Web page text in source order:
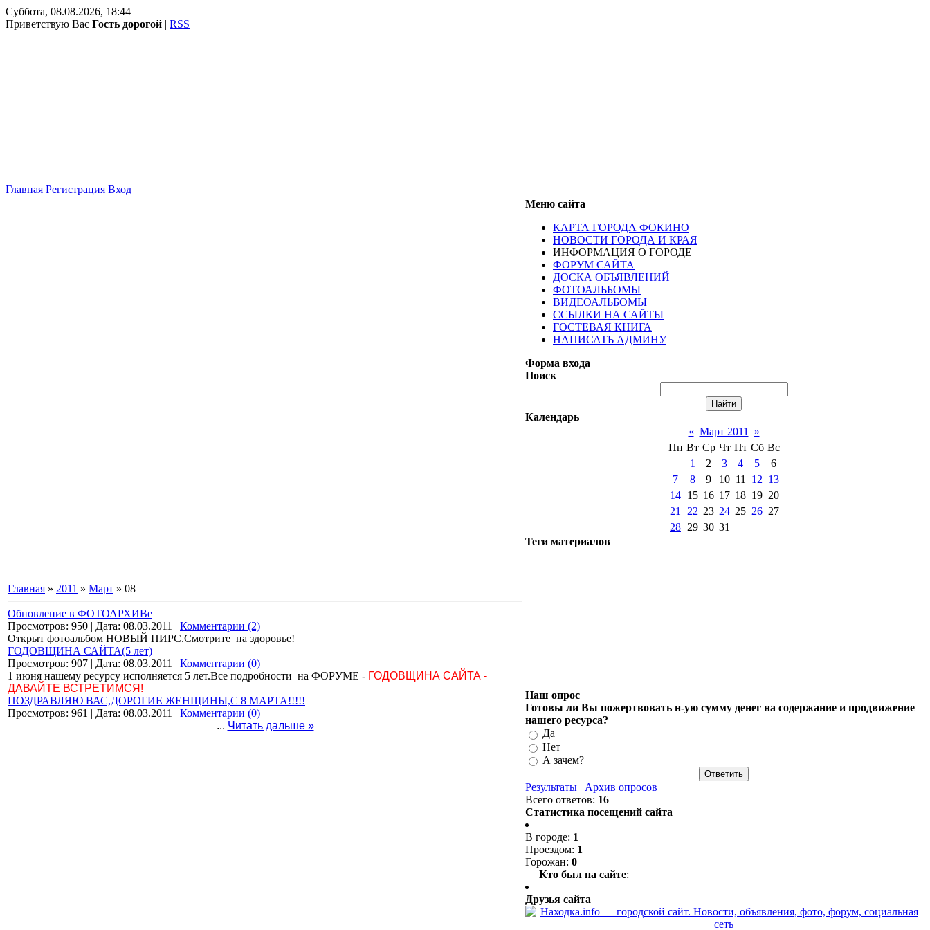
Суббота, 08.08.2026, 18:44
Приветствую Вас Гость дорогой | RSS
Главная Регистрация Вход
Главная » 2011 » Март » 08
Обновление в ФОТОАРХИВе
Просмотров: 950 | Дата: 08.03.2011 | Комментарии (2)
Открыт фотоальбом НОВЫЙ ПИРС.Смотрите на здоровье!
ГОДОВЩИНА САЙТА(5 лет)
Просмотров: 907 | Дата: 08.03.2011 | Комментарии (0)
1 июня нашему ресурсу исполняется 5 лет.Все подробности на ФОРУМЕ - ГОДОВЩИНА САЙТА -
ДАВАЙТЕ ВСТРЕТИМСЯ!
ПОЗДРАВЛЯЮ ВАС,ДОРОГИЕ ЖЕНЩИНЫ,С 8 МАРТА!!!!!
Просмотров: 961 | Дата: 08.03.2011 | Комментарии (0)
... Читать дальше »
Меню сайта
КАРТА ГОРОДА ФОКИНО
НОВОСТИ ГОРОДА И КРАЯ
ИНФОРМАЦИЯ О ГОРОДЕ
ФОРУМ САЙТА
ДОСКА ОБЪЯВЛЕНИЙ
ФОТОАЛЬБОМЫ
ВИДЕОАЛЬБОМЫ
ССЫЛКИ НА САЙТЫ
ГОСТЕВАЯ КНИГА
НАПИСАТЬ АДМИНУ
Форма входа
Поиск
Календарь
« Март 2011 »
Пн Вт Ср Чт Пт Сб Вс
1
2 3 4 5
6
7
8 9 10 11 12 13
14 15 16 17 18 19 20
21 22 23 24 25 26 27
28 29 30 31
Теги материалов
Наш опрос
Готовы ли Вы пожертвовать н-ую сумму денег на содержание и продвижение
нашего ресурса?
Да
Нет
А зачем?
Результаты | Архив опросов
Всего ответов: 16
Статистика посещений сайта
В городе: 1
Проездом: 1
Горожан: 0
Кто был на сайте:
Друзья сайта